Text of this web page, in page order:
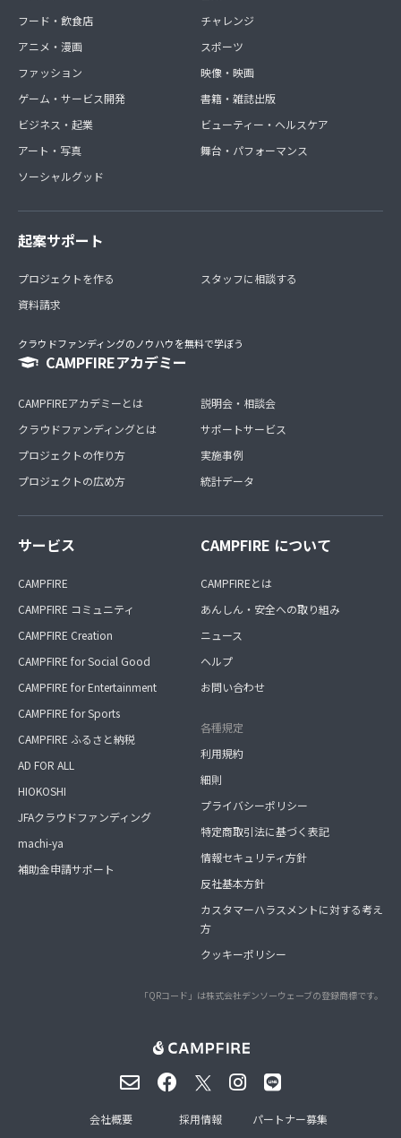
フード・飲食店
アニメ・漫画
ファッション
ゲーム・サービス開発
ビジネス・起業
アート・写真
ソーシャルグッド
チャレンジ
スポーツ
映像・映画
書籍・雑誌出版
ビューティー・ヘルスケア
舞台・パフォーマンス
起案サポート
プロジェクトを作る
資料請求
スタッフに相談する
クラウドファンディングのノウハウを無料で学ぼう
CAMPFIREアカデミー
CAMPFIREアカデミーとは
クラウドファンディングとは
プロジェクトの作り方
プロジェクトの広め方
説明会・相談会
サポートサービス
実施事例
統計データ
サービス
CAMPFIRE
CAMPFIRE コミュニティ
CAMPFIRE Creation
CAMPFIRE for Social Good
CAMPFIRE for Entertainment
CAMPFIRE for Sports
CAMPFIRE ふるさと納税
AD FOR ALL
HIOKOSHI
JFAクラウドファンディング
machi-ya
補助金申請サポート
CAMPFIRE について
CAMPFIREとは
あんしん・安全への取り組み
ニュース
ヘルプ
お問い合わせ
各種規定
利用規約
細則
プライバシーポリシー
特定商取引法に基づく表記
情報セキュリティ方針
反社基本方針
カスタマーハラスメントに対する考え
方
クッキーポリシー
「QRコード」は株式会社デンソーウェーブの登録商標です。
会社概要 採用情報 パートナー募集